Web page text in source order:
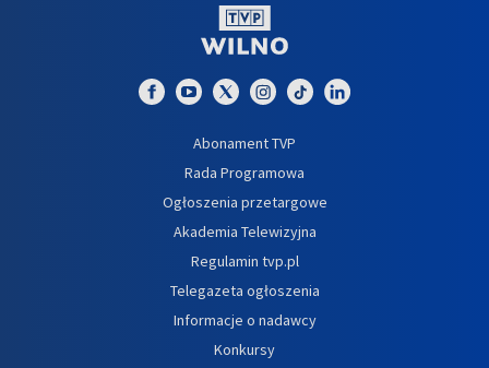
Abonament TVP
Rada Programowa
Ogłoszenia przetargowe
Akademia Telewizyjna
Regulamin tvp.pl
Telegazeta ogłoszenia
Informacje o nadawcy
Konkursy